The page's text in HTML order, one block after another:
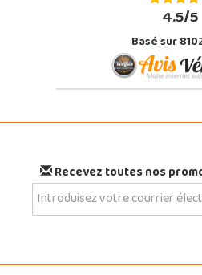
4.5/5
Basé sur
Recevez toutes nos